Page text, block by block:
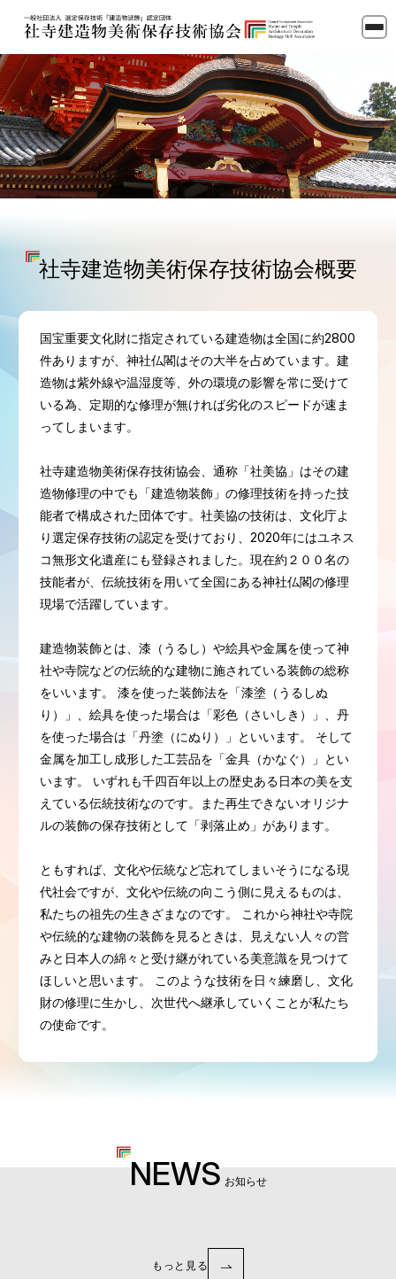
社寺建造物美術保存技術協会概要
国宝重要文化財に指定されている建造物は全国に約2800
件ありますが、神社仏閣はその大半を占めています。建
造物は紫外線や温湿度等、外の環境の影響を常に受けて
いる為、定期的な修理が無ければ劣化のスピードが速ま
ってしまいます。
社寺建造物美術保存技術協会、通称「社美協」はその建
造物修理の中でも「建造物装飾」の修理技術を持った技
能者で構成された団体です。社美協の技術は、文化庁よ
り選定保存技術の認定を受けており、2020年にはユネス
コ無形文化遺産にも登録されました。現在約２００名の
技能者が、伝統技術を用いて全国にある神社仏閣の修理
現場で活躍しています。
建造物装飾とは、漆（うるし）や絵具や金属を使って神
社や寺院などの伝統的な建物に施されている装飾の総称
をいいます。 漆を使った装飾法を「漆塗（うるしぬ
り）」、絵具を使った場合は「彩色（さいしき）」、丹
を使った場合は「丹塗（にぬり）」といいます。 そして
金属を加工し成形した工芸品を「金具（かなぐ）」とい
います。 いずれも千四百年以上の歴史ある日本の美を支
えている伝統技術なのです。また再生できないオリジナ
ルの装飾の保存技術として「剥落止め」があります。
ともすれば、文化や伝統など忘れてしまいそうになる現
代社会ですが、文化や伝統の向こう側に見えるものは、
私たちの祖先の生きざまなのです。 これから神社や寺院
や伝統的な建物の装飾を見るときは、見えない人々の営
みと日本人の綿々と受け継がれている美意識を見つけて
ほしいと思います。 このような技術を日々練磨し、文化
財の修理に生かし、次世代へ継承していくことが私たち
の使命です。
NEWS お知らせ
もっと見る